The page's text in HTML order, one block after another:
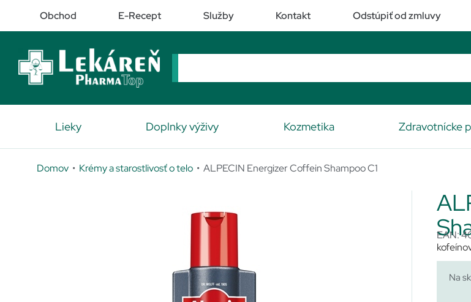
Obchod E-Recept Služby Kontakt Odstúpiť od zmluvy
Lieky Doplnky výživy Kozmetika Zdravotnícke
Domov • Krémy a starostlivosť o telo • ALPECIN Energizer Coffein Shampoo C1
EAN:
Na